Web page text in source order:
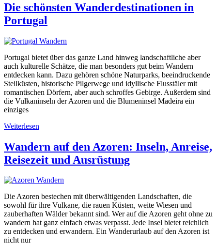
Die schönsten Wanderdestinationen in
Portugal
Portugal bietet über das ganze Land hinweg landschaftliche aber
auch kulturelle Schätze, die man besonders gut beim Wandern
entdecken kann. Dazu gehören schöne Naturparks, beeindruckende
Steilküsten, historische Pilgerwege und idyllische Flusstäler mit
romantischen Dörfern, aber auch schroffes Gebirge. Außerdem sind
die Vulkaninseln der Azoren und die Blumeninsel Madeira ein
einziges
Weiterlesen
Wandern auf den Azoren: Inseln, Anreise,
Reisezeit und Ausrüstung
Die Azoren bestechen mit überwältigenden Landschaften, die
sowohl für ihre Vulkane, die rauen Küsten, weite Wiesen und
zauberhaften Wälder bekannt sind. Wer auf die Azoren geht ohne zu
wandern hat ganz einfach etwas verpasst. Jede Insel bietet reichlich
zu entdecken und erwandern. Ein Wanderurlaub auf den Azoren ist
nicht nur